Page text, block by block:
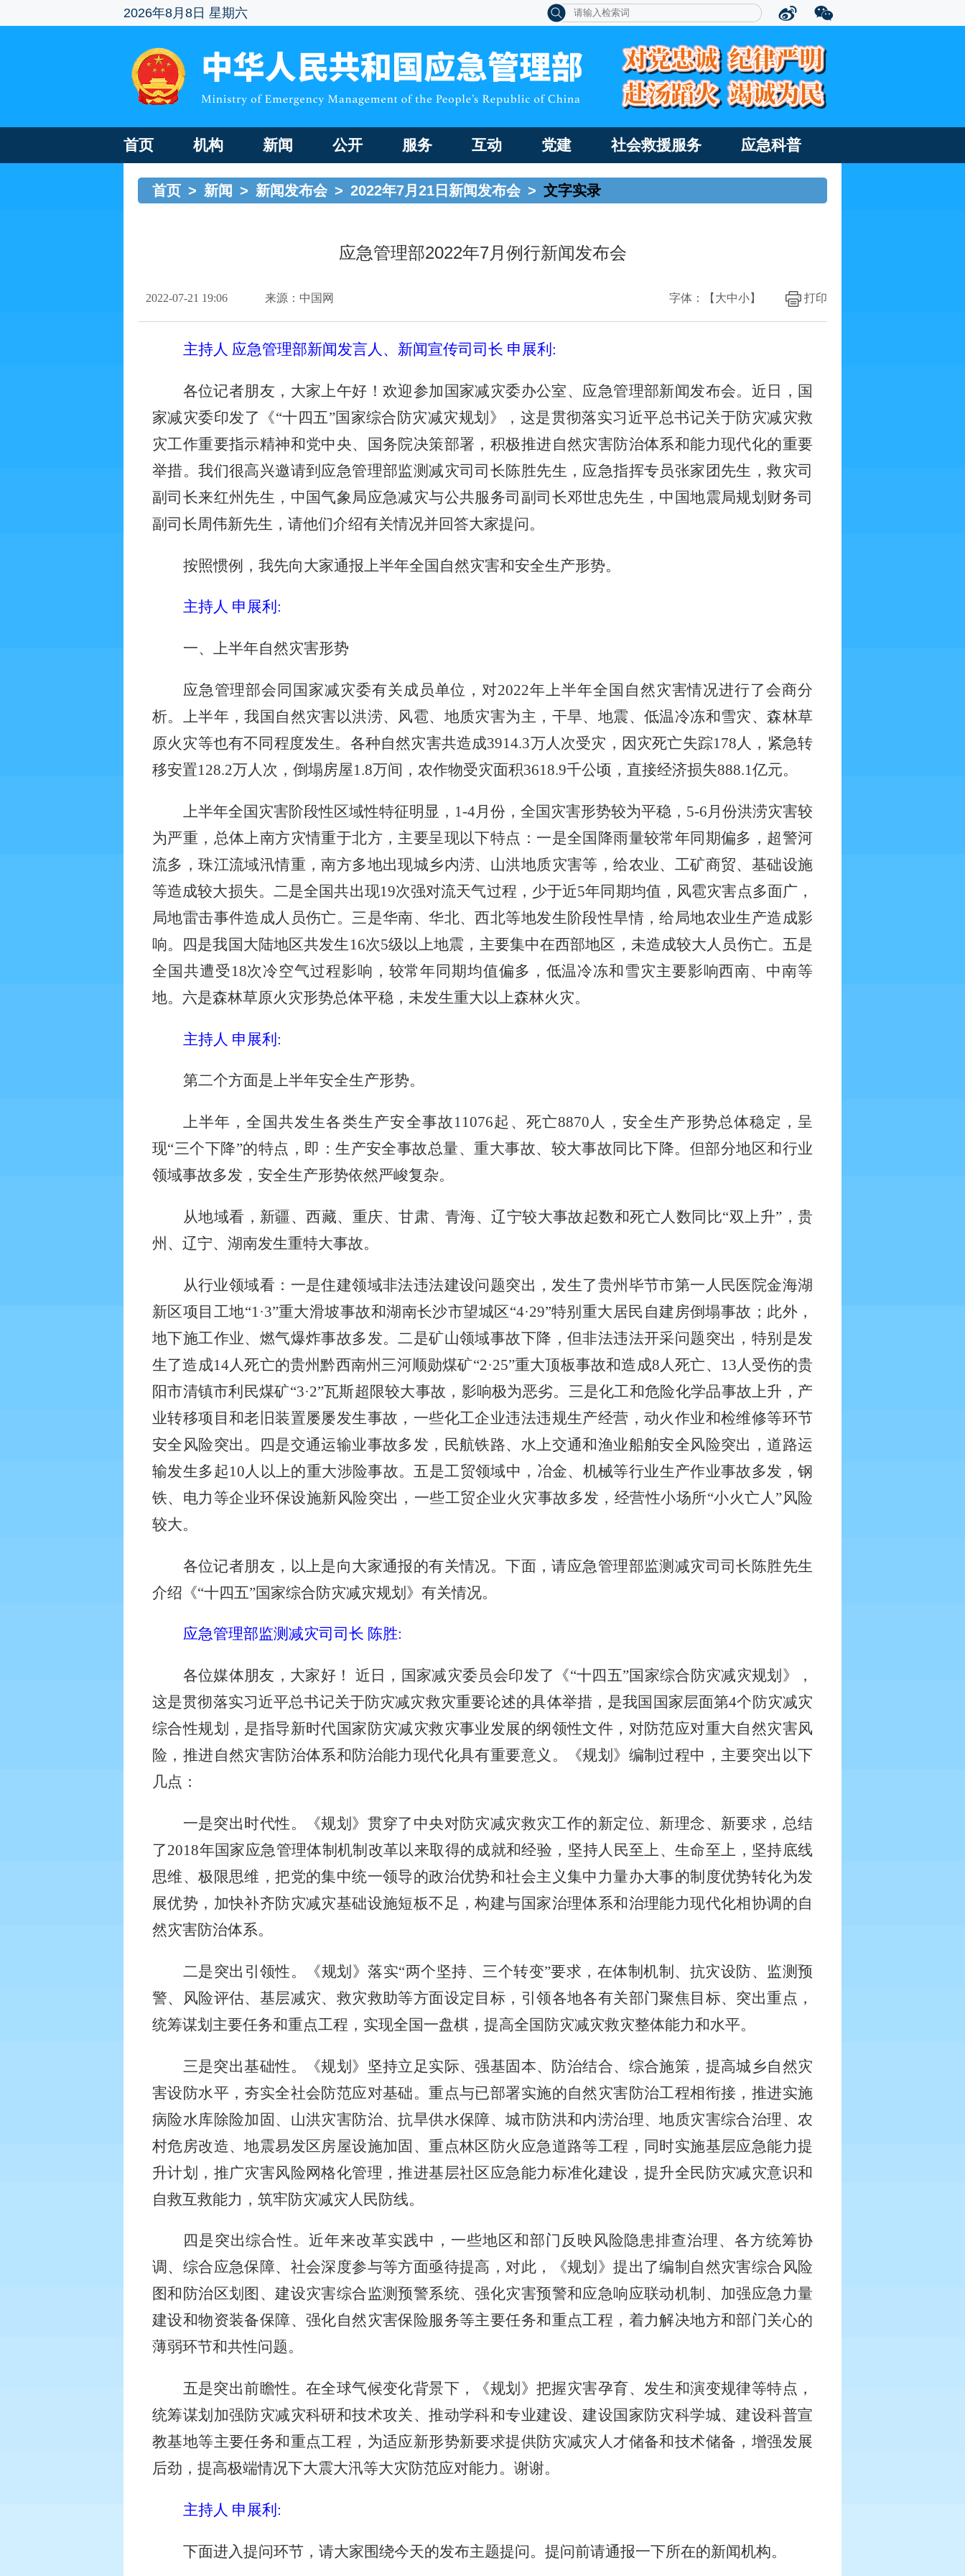
2026年8月8日 星期六
首页 机构 新闻 公开 服务 互动 党建 社会救援服务 应急科普
首页 > 新闻 > 新闻发布会 > 2022年7月21日新闻发布会 > 文字实录
应急管理部2022年7月例行新闻发布会
2022-07-21 19:06 来源：中国网 打印
字体：【 大中小】
主持人 应急管理部新闻发言人、新闻宣传司司长 申展利 :
各位记者朋友，大家上午好！欢迎参加国家减灾委办公室、应急管理部新闻发布会。近日，国
家减灾委印发了《“十四五”国家综合防灾减灾规划》，这是贯彻落实习近平总书记关于防灾减灾救
灾工作重要指示精神和党中央、国务院决策部署，积极推进自然灾害防治体系和能力现代化的重要
举措。我们很高兴邀请到应急管理部监测减灾司司长陈胜先生，应急指挥专员张家团先生，救灾司
副司长来红州先生，中国气象局应急减灾与公共服务司副司长邓世忠先生，中国地震局规划财务司
副司长周伟新先生，请他们介绍有关情况并回答大家提问。
按照惯例，我先向大家通报上半年全国自然灾害和安全生产形势。
主持人 申展利 :
一、上半年自然灾害形势
应急管理部会同国家减灾委有关成员单位，对2022年上半年全国自然灾害情况进行了会商分
析。上半年，我国自然灾害以洪涝、风雹、地质灾害为主，干旱、地震、低温冷冻和雪灾、森林草
原火灾等也有不同程度发生。各种自然灾害共造成3914.3万人次受灾，因灾死亡失踪178人，紧急转
移安置128.2万人次，倒塌房屋1.8万间，农作物受灾面积3618.9千公顷，直接经济损失888.1亿元。
上半年全国灾害阶段性区域性特征明显， 1-4月份，全国灾害形势较为平稳， 5-6 月份洪涝灾害较
为严重，总体上南方灾情重于北方，主要呈现以下特点：一是全国降雨量较常年同期偏多，超警河
流多，珠江流域汛情重，南方多地出现城乡内涝、山洪地质灾害等，给农业、工矿商贸、基础设施
等造成较大损失。二是全国共出现19次强对流天气过程，少于近5年同期均值，风雹灾害点多面广，
局地雷击事件造成人员伤亡。三是华南、华北、西北等地发生阶段性旱情，给局地农业生产造成影
响。四是我国大陆地区共发生 16次5级以上地震，主要集中在西部地区，未造成较大人员伤亡。五是
全国共遭受18次冷空气过程影响，较常年同期均值偏多，低温冷冻和雪灾主要影响西南、中南等
地。六是森林草原火灾形势总体平稳，未发生重大以上森林火灾。
主持人 申展利 :
第二个方面是上半年安全生产形势。
上半年，全国共发生各类生产安全事故11076起、死亡8870 人，安全生产形势总体稳定，呈
现“三个下降”的特点，即：生产安全事故总量、重大事故、较大事故同比下降。但部分地区和行业
领域事故多发，安全生产形势依然严峻复杂。
从地域看，新疆、西藏、重庆、甘肃、青海、辽宁较大事故起数和死亡人数同比“双上升”，贵
州、辽宁、湖南发生重特大事故。
从行业领域看：一是住建领域非法违法建设问题突出，发生了贵州毕节市第一人民医院金海湖
新区项目工地“1 ·3”重大滑坡事故和湖南长沙市望城区“4·29”特别重大居民自建房倒塌事故；此外，
地下施工作业、燃气爆炸事故多发。二是矿山领域事故下降，但非法违法开采问题突出，特别是发
生了造成14人死亡的贵州黔西南州三河顺勋煤矿“2·25”重大顶板事故和造成8 人死亡、 13 人受伤的贵
阳市清镇市利民煤矿“3·2”瓦斯超限较大事故，影响极为恶劣。三是化工和危险化学品事故上升，产
业转移项目和老旧装置屡屡发生事故，一些化工企业违法违规生产经营，动火作业和检维修等环节
安全风险突出。四是交通运输业事故多发，民航铁路、水上交通和渔业船舶安全风险突出，道路运
输发生多起10 人以上的重大涉险事故。五是工贸领域中，冶金、机械等行业生产作业事故多发，钢
铁、电力等企业环保设施新风险突出，一些工贸企业火灾事故多发，经营性小场所“小火亡人”风险
较大。
各位记者朋友，以上是向大家通报的有关情况。下面，请应急管理部监测减灾司司长陈胜先生
介绍《“十四五”国家综合防灾减灾规划》有关情况。
应急管理部监测减灾司司长 陈胜:
各位媒体朋友，大家好！ 近日，国家减灾委员会印发了《“十四五”国家综合防灾减灾规划》，
这是贯彻落实习近平总书记关于防灾减灾救灾重要论述的具体举措，是我国国家层面第4个防灾减灾
综合性规划，是指导新时代国家防灾减灾救灾事业发展的纲领性文件，对防范应对重大自然灾害风
险，推进自然灾害防治体系和防治能力现代化具有重要意义。《规划》编制过程中，主要突出以下
几点：
一是突出时代性。《规划》贯穿了中央对防灾减灾救灾工作的新定位、新理念、新要求，总结
了2018年国家应急管理体制机制改革以来取得的成就和经验，坚持人民至上、生命至上，坚持底线
思维、极限思维，把党的集中统一领导的政治优势和社会主义集中力量办大事的制度优势转化为发
展优势，加快补齐防灾减灾基础设施短板不足，构建与国家治理体系和治理能力现代化相协调的自
然灾害防治体系。
二是突出引领性。《规划》落实“两个坚持、三个转变”要求，在体制机制、抗灾设防、监测预
警、风险评估、基层减灾、救灾救助等方面设定目标，引领各地各有关部门聚焦目标、突出重点，
统筹谋划主要任务和重点工程，实现全国一盘棋，提高全国防灾减灾救灾整体能力和水平。
三是突出基础性。《规划》坚持立足实际、强基固本、防治结合、综合施策，提高城乡自然灾
害设防水平，夯实全社会防范应对基础。重点与已部署实施的自然灾害防治工程相衔接，推进实施
病险水库除险加固、山洪灾害防治、抗旱供水保障、城市防洪和内涝治理、地质灾害综合治理、农
村危房改造、地震易发区房屋设施加固、重点林区防火应急道路等工程，同时实施基层应急能力提
升计划，推广灾害风险网格化管理，推进基层社区应急能力标准化建设，提升全民防灾减灾意识和
自救互救能力，筑牢防灾减灾人民防线。
四是突出综合性。近年来改革实践中，一些地区和部门反映风险隐患排查治理、各方统筹协
调、综合应急保障、社会深度参与等方面亟待提高，对此，《规划》提出了编制自然灾害综合风险
图和防治区划图、建设灾害综合监测预警系统、强化灾害预警和应急响应联动机制、加强应急力量
建设和物资装备保障、强化自然灾害保险服务等主要任务和重点工程，着力解决地方和部门关心的
薄弱环节和共性问题。
五是突出前瞻性。在全球气候变化背景下，《规划》把握灾害孕育、发生和演变规律等特点，
统筹谋划加强防灾减灾科研和技术攻关、推动学科和专业建设、建设国家防灾科学城、建设科普宣
教基地等主要任务和重点工程，为适应新形势新要求提供防灾减灾人才储备和技术储备，增强发展
后劲，提高极端情况下大震大汛等大灾防范应对能力。谢谢。
主持人 申展利 :
下面进入提问环节，请大家围绕今天的发布主题提问。提问前请通报一下所在的新闻机构。